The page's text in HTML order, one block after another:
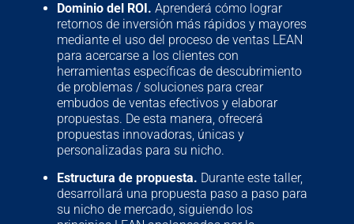
Dominio del ROI. Aprenderá cómo lograr
retornos de inversión más rápidos y mayores
mediante el uso del proceso de ventas LEAN
para acercarse a los clientes con
herramientas específicas de descubrimiento
de problemas / soluciones para crear
embudos de ventas efectivos y elaborar
propuestas. De esta manera, ofrecerá
propuestas innovadoras, únicas y
personalizadas para su nicho.
Estructura de propuesta. Durante este taller,
desarrollará una propuesta paso a paso para
su nicho de mercado, siguiendo los